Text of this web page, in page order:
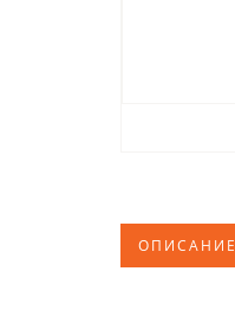
ОПИСАНИЕ